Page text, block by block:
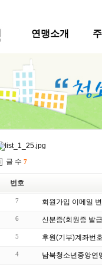
연맹소개
글 수 7
번호
7 회원가입 이메일
6 신분증(회원증 발
5 후원(기부)계좌번
4 남북청소년중앙연